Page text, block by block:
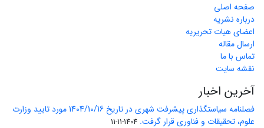
صفحه اصلی
درباره نشریه
اعضای هیات تحریریه
ارسال مقاله
تماس با ما
نقشه سایت
آخرین اخبار
فصلنامه سیاستگذاری پیشرفت شهری در تاریخ 1404/10/16 مورد تایید وزارت
علوم، تحقیقات و فناوری قرار گرفت. 1404-11-11